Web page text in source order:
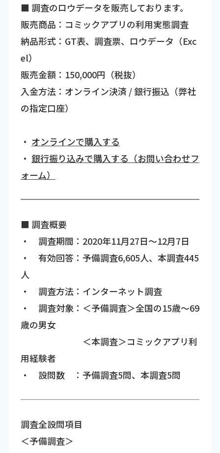
■ 調査のロウデータを販売しております。
販売商品：コミックアプリの利用実態調査
納品形式：GT表、調査票、ロウデータ（Exc
el）
販売金額：150,000円（税抜）
入金方法：オンライン決済 / 銀行振込（弊社
の指定口座）
・ オンラインで購入する
・ 銀行振り込みで購入する（お問い合わせフ
ォーム）
■ 調査概要
・ 調査期間：2020年11月27日～12月7日
・ 有効回答：予備調査6,605人、本調査445
人
・ 調査方法：インターネット調査
・ 調査対象：＜予備調査＞全国の15歳～69
歳の男女
＜本調査＞コミックアプリ利
用経験者
・ 設問数 ：予備調査5問、本調査5問
調査全設問項目
＜予備調査＞